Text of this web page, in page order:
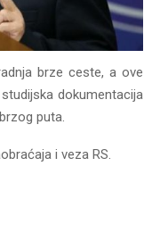
brze ceste, a ove
dokumentacija
puta.
i veza RS.